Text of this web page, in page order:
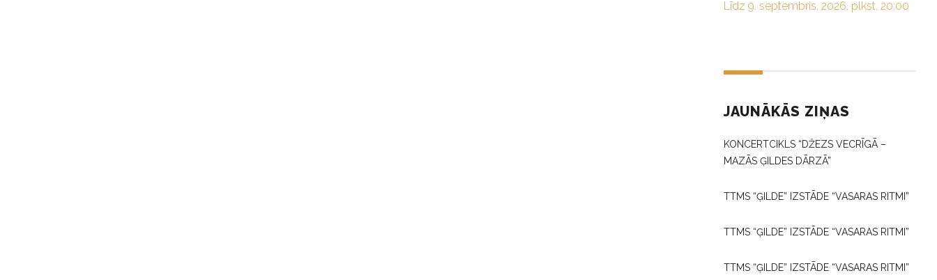
Līdz 9. septembris, 2026. plkst. 20:00
JAUNĀKĀS ZIŅAS
KONCERTCIKLS “DŽEZS VECRĪGĀ –
MAZĀS ĢILDES DĀRZĀ”
TTMS “ĢILDE” IZSTĀDE “VASARAS RITMI”
TTMS “ĢILDE” IZSTĀDE “VASARAS RITMI”
TTMS “ĢILDE” IZSTĀDE “VASARAS RITMI”